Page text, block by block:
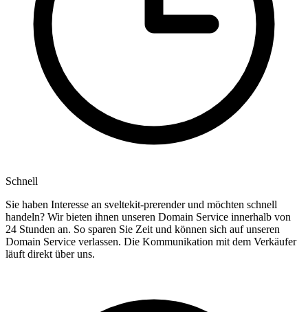
Schnell
Sie haben Interesse an sveltekit-prerender und möchten schnell
handeln? Wir bieten ihnen unseren Domain Service innerhalb von
24 Stunden an. So sparen Sie Zeit und können sich auf unseren
Domain Service verlassen. Die Kommunikation mit dem Verkäufer
läuft direkt über uns.